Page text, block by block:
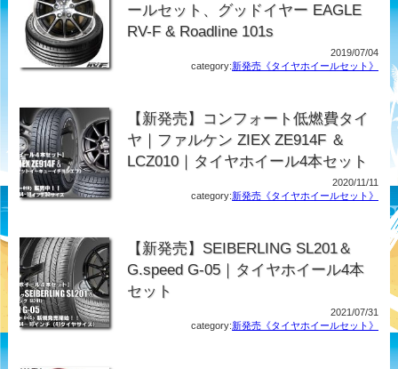
ールセット、グッドイヤー EAGLE
RV-F & Roadline 101s
2019/07/04
category:新発売《タイヤホイールセット》
【新発売】コンフォート低燃費タイ
ヤ｜ファルケン ZIEX ZE914F ＆
LCZ010｜タイヤホイール4本セット
2020/11/11
category:新発売《タイヤホイールセット》
【新発売】SEIBERLING SL201＆
G.speed G-05｜タイヤホイール4本
セット
2021/07/31
category:新発売《タイヤホイールセット》